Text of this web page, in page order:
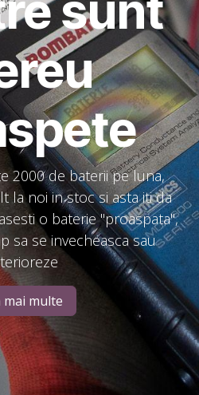
2000 de baterii pe luna,
la noi in stoc si asta iti da
o baterie "proaspata",
sa se invecheasca sau
mai multe